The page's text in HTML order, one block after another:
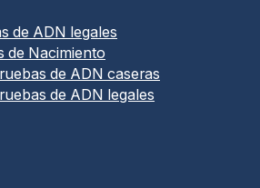
de ADN legales
de Nacimiento
de ADN caseras
de ADN legales